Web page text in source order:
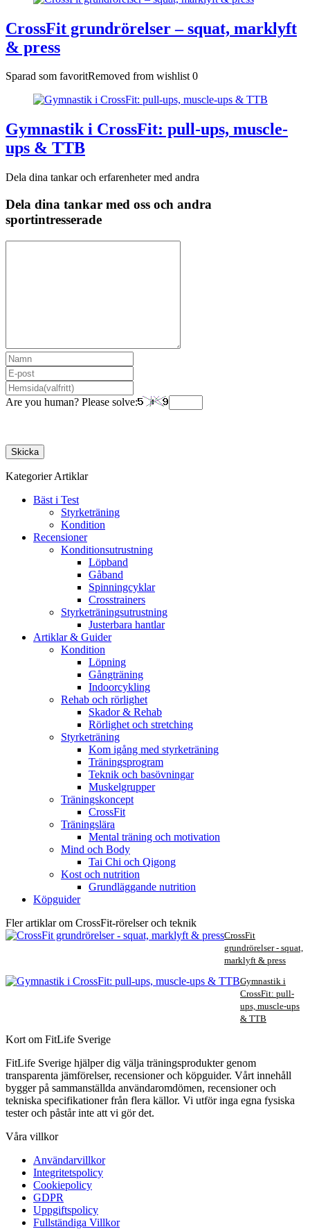
CrossFit grundrörelser – squat, marklyft
& press
Sparad som favoritRemoved from wishlist 0
Gymnastik i CrossFit: pull-ups, muscle-
ups & TTB
Dela dina tankar och erfarenheter med andra
Dela dina tankar med oss och andra
sportintresserade
Are you human? Please solve:
Kategorier Artiklar
Bäst i Test
Styrketräning
Kondition
Recensioner
Konditionsutrustning
Löpband
Gåband
Spinningcyklar
Crosstrainers
Styrketräningsutrustning
Justerbara hantlar
Artiklar & Guider
Kondition
Löpning
Gångträning
Indoorcykling
Rehab och rörlighet
Skador & Rehab
Rörlighet och stretching
Styrketräning
Kom igång med styrketräning
Träningsprogram
Teknik och basövningar
Muskelgrupper
Träningskoncept
CrossFit
Träningslära
Mental träning och motivation
Mind och Body
Tai Chi och Qigong
Kost och nutrition
Grundläggande nutrition
Köpguider
Fler artiklar om CrossFit-rörelser och teknik
CrossFit
grundrörelser - squat,
marklyft & press
Gymnastik i
CrossFit: pull-
ups, muscle-ups
& TTB
Kort om FitLife Sverige
FitLife Sverige hjälper dig välja träningsprodukter genom
transparenta jämförelser, recensioner och köpguider. Vårt innehåll
bygger på sammanställda användaromdömen, recensioner och
tekniska specifikationer från flera källor. Vi utför inga egna fysiska
tester och påstår inte att vi gör det.
Våra villkor
Användarvillkor
Integritetspolicy
Cookiepolicy
GDPR
Uppgiftspolicy
Fullständiga Villkor